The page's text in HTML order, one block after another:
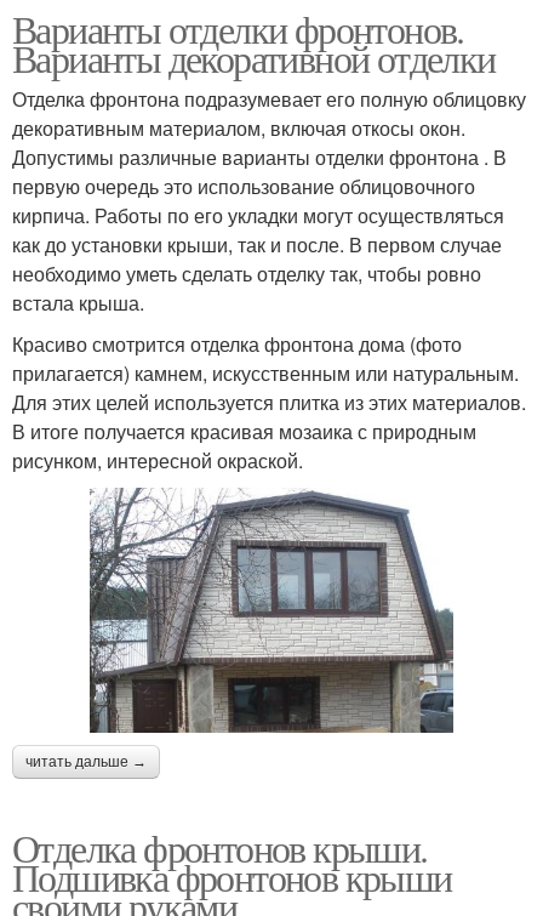
Варианты отделки фронтонов.
Варианты декоративной отделки
Отделка фронтона подразумевает его полную облицовку
декоративным материалом, включая откосы окон.
Допустимы различные варианты отделки фронтона . В
первую очередь это использование облицовочного
кирпича. Работы по его укладки могут осуществляться
как до установки крыши, так и после. В первом случае
необходимо уметь сделать отделку так, чтобы ровно
встала крыша.
Красиво смотрится отделка фронтона дома (фото
прилагается) камнем, искусственным или натуральным.
Для этих целей используется плитка из этих материалов.
В итоге получается красивая мозаика с природным
рисунком, интересной окраской.
читать дальше →
Отделка фронтонов крыши.
Подшивка фронтонов крыши
своими руками